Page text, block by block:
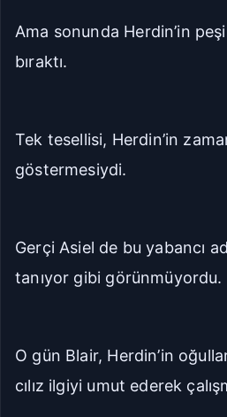
Ama sonunda Herdin’in
bıraktı.
Tek tesellisi, Herdin’in
göstermesiydi.
Gerçi Asiel de bu yabancı
tanıyor gibi görünmüyordu.
O gün Blair, Herdin’in
cılız ilgiyi umut ederek